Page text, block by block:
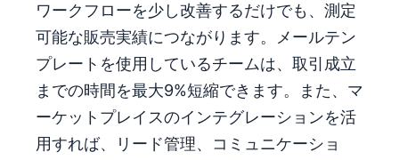
ワークフローを少し改善するだけでも、測定
可能な販売実績につながります。メールテン
プレートを使用しているチームは、取引成立
までの時間を最大9%短縮できます。また、マ
ーケットプレイスのインテグレーションを活
用すれば、リード管理、コミュニケーショ